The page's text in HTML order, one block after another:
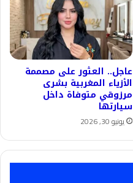
عاجل.. العثور على مصممة
الأزياء المغربية بشرى
مرزوقي متوفاة داخل
سيارتها
يونيو 30, 2026